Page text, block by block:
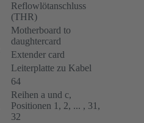
Reflowlötanschluss
(THR)
Motherboard to
daughtercard
Extender card
Leiterplatte zu Kabel
64
Reihen a und c,
Positionen 1, 2, ... , 31,
32